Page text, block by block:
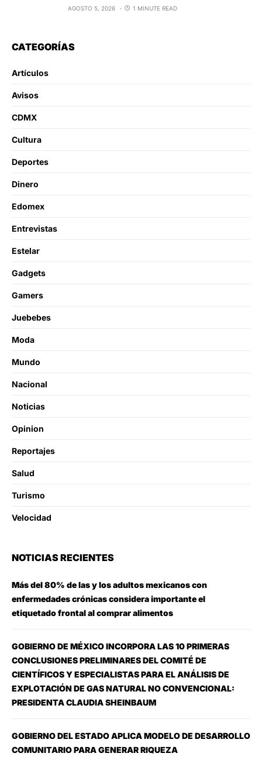
AGOSTO 5, 2026 1 MINUTE READ
CATEGORÍAS
Artículos
Avisos
CDMX
Cultura
Deportes
Dinero
Edomex
Entrevistas
Estelar
Gadgets
Gamers
Juebebes
Moda
Mundo
Nacional
Noticias
Opinion
Reportajes
Salud
Turismo
Velocidad
NOTICIAS RECIENTES
Más del 80% de las y los adultos mexicanos con
enfermedades crónicas considera importante el
etiquetado frontal al comprar alimentos
GOBIERNO DE MÉXICO INCORPORA LAS 10 PRIMERAS
CONCLUSIONES PRELIMINARES DEL COMITÉ DE
CIENTÍFICOS Y ESPECIALISTAS PARA EL ANÁLISIS DE
EXPLOTACIÓN DE GAS NATURAL NO CONVENCIONAL:
PRESIDENTA CLAUDIA SHEINBAUM
GOBIERNO DEL ESTADO APLICA MODELO DE DESARROLLO
COMUNITARIO PARA GENERAR RIQUEZA